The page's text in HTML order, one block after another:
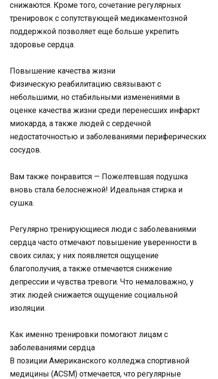
снижаются. Кроме того, сочетание регулярных
тренировок с сопутствующей медикаментозной
поддержкой позволяет еще больше укрепить
здоровье сердца.
Повышение качества жизни
Физическую реабилитацию связывают с
небольшими, но стабильными изменениями в
оценке качества жизни среди перенесших инфаркт
миокарда, а также людей с сердечной
недостаточностью и заболеваниями периферических
сосудов.
Вам также понравится — Пожелтевшая подушка
вновь стала белоснежной! Идеальная стирка и
сушка.
Регулярно тренирующиеся люди с заболеваниями
сердца часто отмечают повышение уверенности в
своих силах; у них появляется ощущение
благополучия, а также отмечается снижение
депрессии и чувства тревоги. Что немаловажно, у
этих людей снижается ощущение социальной
изоляции.
Как именно тренировки помогают лицам с
заболеваниями сердца
В позиции Американского колледжа спортивной
медицины (ACSM) отмечается, что регулярные